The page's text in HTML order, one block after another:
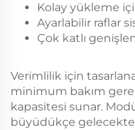
Kolay yükleme
Ayarlabilir raflar
Çok katlı
Verimlilik için
minimum bakım
kapasitesi sunar.
büyüdükçe